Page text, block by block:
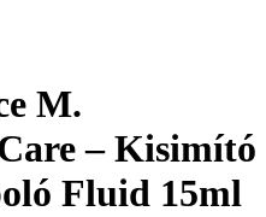
M.
– Kisimító
Fluid 15ml